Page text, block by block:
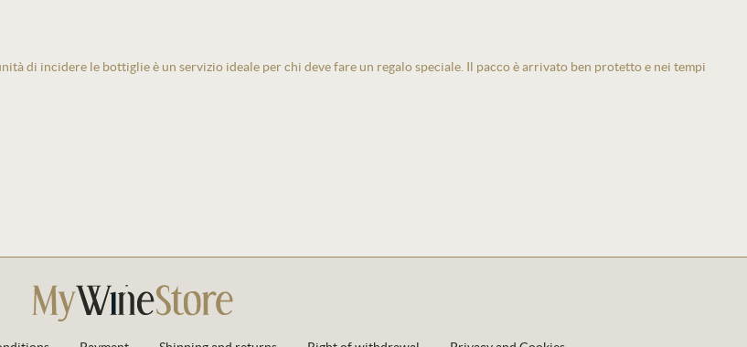
di incidere le bottiglie è un servizio ideale per chi deve fare un regalo speciale. Il pacco è arrivato ben protetto e nei tempi